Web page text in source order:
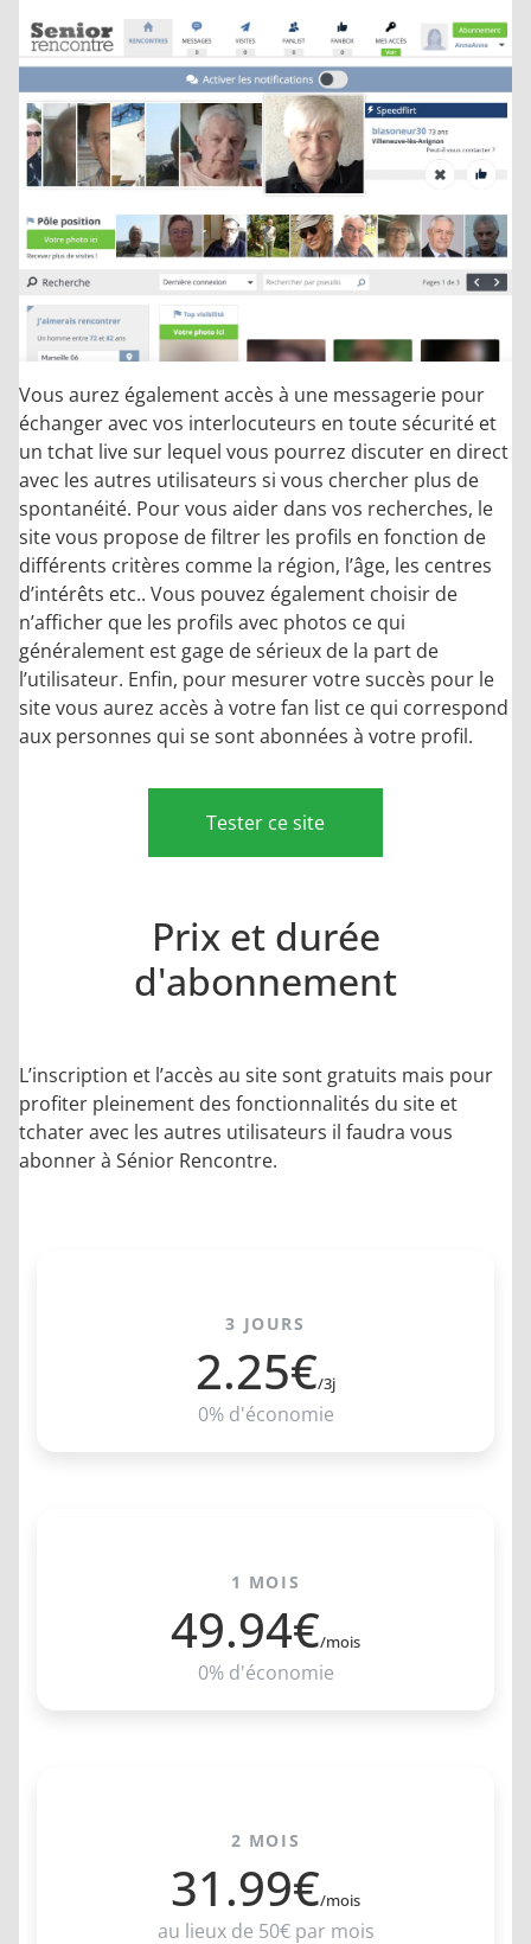
Vous aurez également accès à une messagerie pour
échanger avec vos interlocuteurs en toute sécurité et
un tchat live sur lequel vous pourrez discuter en direct
avec les autres utilisateurs si vous chercher plus de
spontanéité. Pour vous aider dans vos recherches, le
site vous propose de filtrer les profils en fonction de
différents critères comme la région, l’âge, les centres
d’intérêts etc.. Vous pouvez également choisir de
n’afficher que les profils avec photos ce qui
généralement est gage de sérieux de la part de
l’utilisateur. Enfin, pour mesurer votre succès pour le
site vous aurez accès à votre fan list ce qui correspond
aux personnes qui se sont abonnées à votre profil.
Tester ce site
Prix et durée
d'abonnement
L’inscription et l’accès au site sont gratuits mais pour
profiter pleinement des fonctionnalités du site et
tchater avec les autres utilisateurs il faudra vous
abonner à Sénior Rencontre.
3 JOURS
2.25€/3j
0% d'économie
1 MOIS
49.94€/mois
0% d'économie
2 MOIS
31.99€/mois
au lieux de 50€ par mois